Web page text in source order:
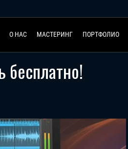
О НАС МАСТЕРИНГ ПОРТФОЛИО
бесплатно!